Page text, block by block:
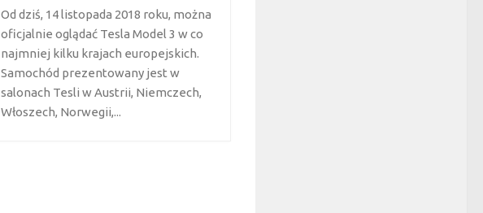
Od dziś, 14 listopada 2018 roku, można
oficjalnie oglądać Tesla Model 3 w co
najmniej kilku krajach europejskich.
Samochód prezentowany jest w
salonach Tesli w Austrii, Niemczech,
Włoszech, Norwegii,...